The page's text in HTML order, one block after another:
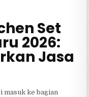
Set
2026:
Jasa
masuk ke bagian